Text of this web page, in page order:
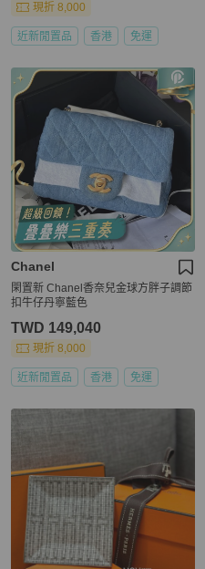
現折 8,000
近新閒置品 香港 免運
Chanel
閑置新 Chanel香奈兒金球方胖子調節
扣牛仔丹寧藍色
TWD 149,040
現折 8,000
近新閒置品 香港 免運